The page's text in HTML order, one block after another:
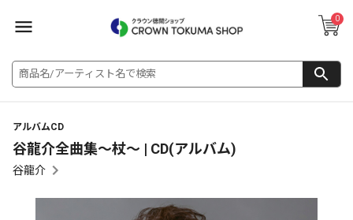
0
アルバムCD
谷龍介全曲集～杖～ | CD(アルバム)
谷龍介